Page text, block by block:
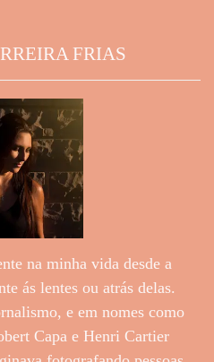
FRIAS
na minha vida desde a
ás lentes ou atrás delas.
e em nomes como
Capa e Henri Cartier